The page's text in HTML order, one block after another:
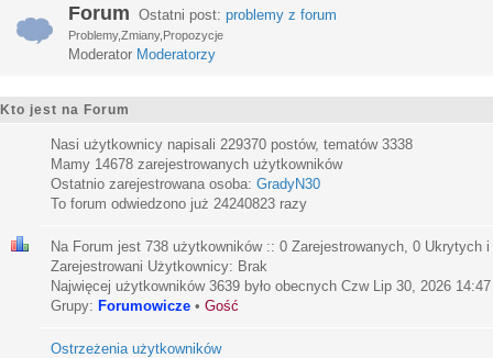
Forum Ostatni post: problemy z forum
Problemy,Zmiany,Propozycje
Moderator Moderatorzy
Kto jest na Forum
Nasi użytkownicy napisali 229370 postów, tematów 3338
Mamy 14678 zarejestrowanych użytkowników
Ostatnio zarejestrowana osoba: GradyN30
To forum odwiedzono już 24240823 razy
Na Forum jest 738 użytkowników :: 0 Zarejestrowanych, 0 Ukrytych
Zarejestrowani Użytkownicy: Brak
Najwięcej użytkowników 3639 było obecnych Czw Lip 30, 2026 14:47
Grupy: Forumowicze • Gość
Ostrzeżenia użytkowników